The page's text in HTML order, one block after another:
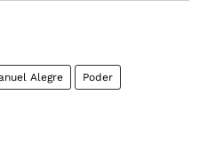
Alegre Poder